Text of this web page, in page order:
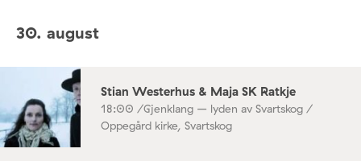
30. august
Stian Westerhus & Maja SK Ratkje
18:00 /Gjenklang – lyden av Svartskog /
Oppegård kirke, Svartskog